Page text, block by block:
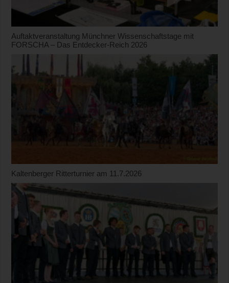
Auftaktveranstaltung Münchner Wissenschaftstage mit
FORSCHA – Das Entdecker-Reich 2026
Kaltenberger Ritterturnier am 11.7.2026